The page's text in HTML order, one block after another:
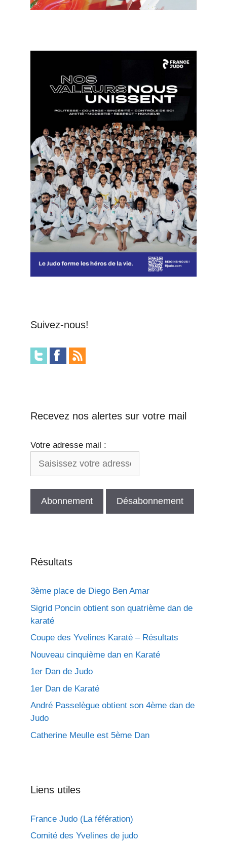
Suivez-nous!
Recevez nos alertes sur votre mail
Votre adresse mail :
Résultats
3ème place de Diego Ben Amar
Sigrid Poncin obtient son quatrième dan de
karaté
Coupe des Yvelines Karaté – Résultats
Nouveau cinquième dan en Karaté
1er Dan de Judo
1er Dan de Karaté
André Passelègue obtient son 4ème dan de
Judo
Catherine Meulle est 5ème Dan
Liens utiles
France Judo (La féfération)
Comité des Yvelines de judo